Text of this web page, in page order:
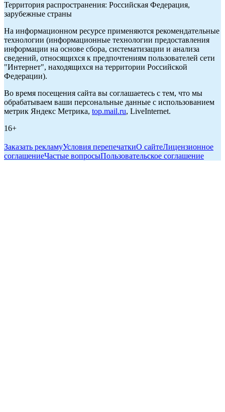
Территория распространения: Российская Федерация,
зарубежные страны
На информационном ресурсе применяются рекомендательные
технологии (информационные технологии предоставления
информации на основе сбора, систематизации и анализа
сведений, относящихся к предпочтениям пользователей сети
"Интернет", находящихся на территории Российской
Федерации).
Во время посещения сайта вы соглашаетесь с тем, что мы
обрабатываем ваши персональные данные с использованием
метрик Яндекс Метрика, top.mail.ru, LiveInternet.
16+
Заказать рекламуУсловия перепечаткиО сайтеЛицензионное
соглашениеЧастые вопросыПользовательское соглашение